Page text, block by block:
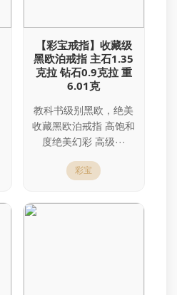
【彩宝戒指】收藏级
黑欧泊戒指 主石1.35
克拉 钻石0.9克拉 重
6.01克
教科书级别黑欧，绝美
收藏黑欧泊戒指 高饱和
度绝美幻彩 高级···
彩宝